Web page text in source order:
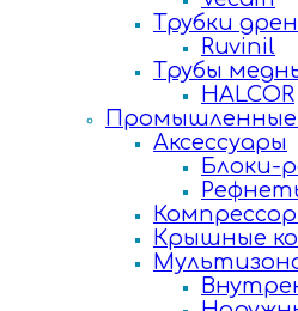
Трубки
Ruvinil
Трубы
HALCOR
Промышленные
Аксессуары
Блоки-
Крышные